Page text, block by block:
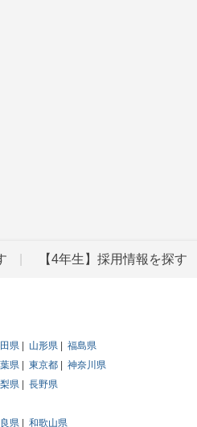
【4年生】採用情報を探す
県 山形県
福島県
県 東京都
神奈川県
県
長野県
県 和歌山県